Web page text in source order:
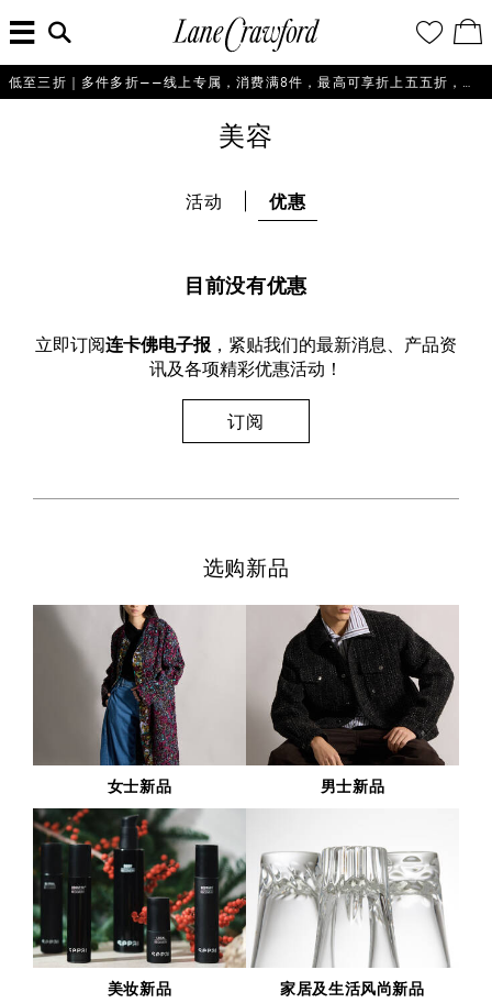
佛
探
的
愿
望
清
单
看
／
修
购
单
入
搜
索
信
息...
低至三折｜多件多折——线上专属，消费满8件，最高可享折上五五折，即刻选购！
美容
活动 优惠
目前没有优惠
立即订阅连卡佛电子报，紧贴我们的最新消息、产品资
讯及各项精彩优惠活动！
订阅
选购新品
女士新品
女
士
新
品
男士新品
男
士
新
品
美妆新品
美
妆
新
品
家居及生活风尚新品
居
及
生
活
尚
新